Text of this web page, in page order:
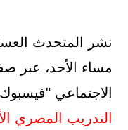
نشر المتحدث
مساء الأحد، عبر
الاجتماعي
التدريب المصري